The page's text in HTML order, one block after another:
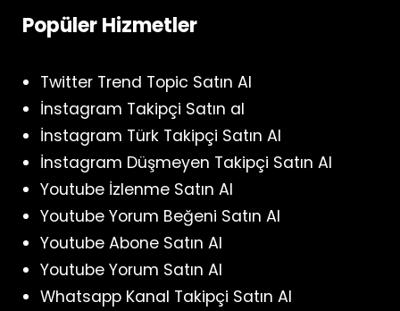
Popüler Hizmetler
Twitter Trend Topic Satın Al
İnstagram Takipçi Satın al
İnstagram Türk Takipçi Satın Al
İnstagram Düşmeyen Takipçi Satın Al
Youtube İzlenme Satın Al
Youtube Yorum Beğeni Satın Al
Youtube Abone Satın Al
Youtube Yorum Satın Al
Whatsapp Kanal Takipçi Satın Al